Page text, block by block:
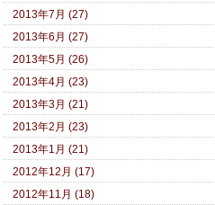
2013年7月 (27)
2013年6月 (27)
2013年5月 (26)
2013年4月 (23)
2013年3月 (21)
2013年2月 (23)
2013年1月 (21)
2012年12月 (17)
2012年11月 (18)